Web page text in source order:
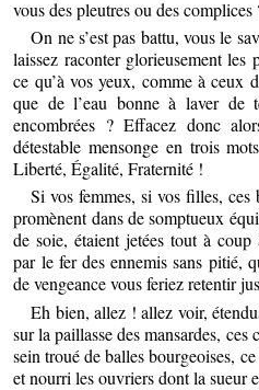
vous des pleutres ou des complices
On ne s’est pas battu, vous le
laissez raconter glorieusement les
ce qu’à vos yeux, comme à ceux
que de l’eau bonne à laver de
encombrées ? Effacez donc
détestable mensonge en trois
Liberté, Égalité, Fraternité !
Si vos femmes, si vos filles,
promènent dans de somptueux
de soie, étaient jetées tout à
par le fer des ennemis sans pitié,
de vengeance vous feriez retentir
Eh bien, allez ! allez voir,
sur la paillasse des mansardes, ces
sein troué de balles bourgeoises,
et nourri les ouvriers dont la sueur